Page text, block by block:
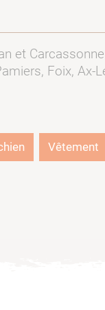
et
Foix, Ax-
Vêtement